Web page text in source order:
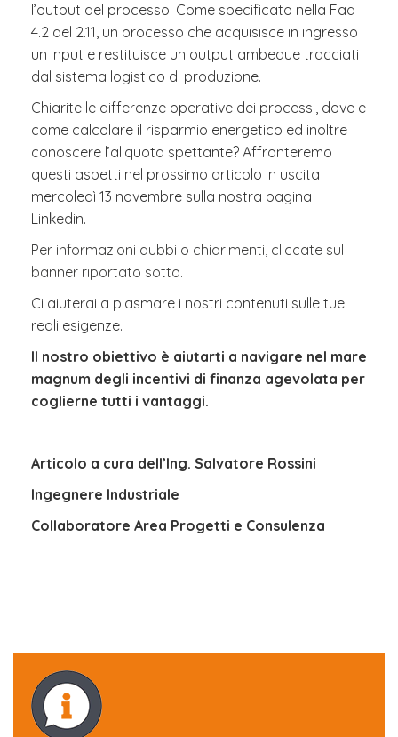
l’output del processo. Come specificato nella Faq
4.2 del 2.11, un processo che acquisisce in ingresso
un input e restituisce un output ambedue tracciati
dal sistema logistico di produzione.
Chiarite le differenze operative dei processi, dove e
come calcolare il risparmio energetico ed inoltre
conoscere l’aliquota spettante? Affronteremo
questi aspetti nel prossimo articolo in uscita
mercoledì 13 novembre sulla nostra pagina
Linkedin.
Per informazioni dubbi o chiarimenti, cliccate sul
banner riportato sotto.
Ci aiuterai a plasmare i nostri contenuti sulle tue
reali esigenze.
Il nostro obiettivo è aiutarti a navigare nel mare
magnum degli incentivi di finanza agevolata per
coglierne tutti i vantaggi.
Articolo a cura dell’Ing. Salvatore Rossini
Ingegnere Industriale
Collaboratore Area Progetti e Consulenza